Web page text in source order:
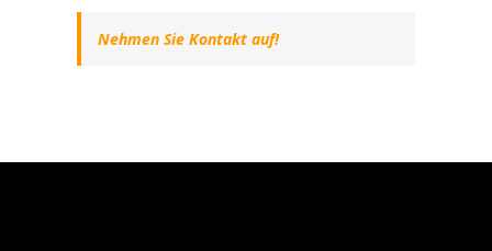
Nehmen Sie Kontakt auf!